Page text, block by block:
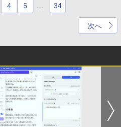
4 5 34
次へ